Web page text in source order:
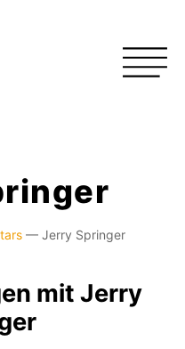
— Jerry Springer
mit Jerry